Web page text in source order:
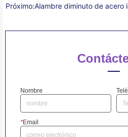
Próximo:Alambre diminuto de acero
Nombre
*Email